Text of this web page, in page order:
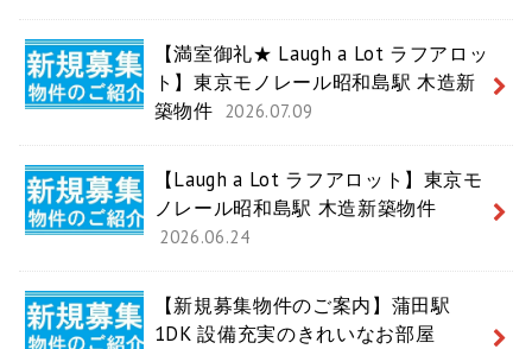
【満室御礼★ Laugh a Lot ラフアロッ
ト】東京モノレール昭和島駅 木造新
築物件 2026.07.09
【Laugh a Lot ラフアロット】東京モ
ノレール昭和島駅 木造新築物件
2026.06.24
【新規募集物件のご案内】蒲田駅
1DK 設備充実のきれいなお部屋